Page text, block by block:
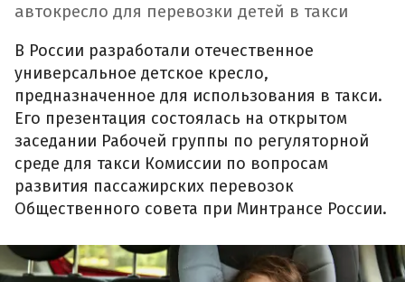
автокресло для перевозки детей в такси
В России разработали отечественное
универсальное детское кресло,
предназначенное для использования в такси.
Его презентация состоялась на открытом
заседании Рабочей группы по регуляторной
среде для такси Комиссии по вопросам
развития пассажирских перевозок
Общественного совета при Минтрансе России.